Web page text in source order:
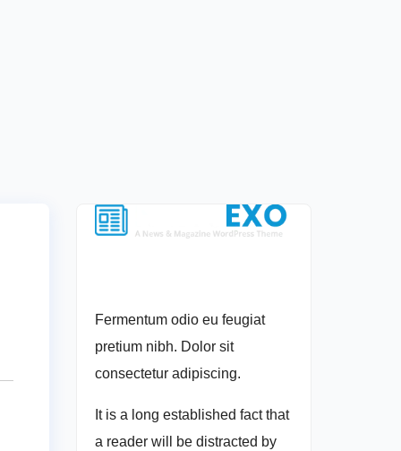
Fermentum odio eu feugiat
pretium nibh. Dolor sit
consectetur adipiscing.
It is a long established fact that
a reader will be distracted by